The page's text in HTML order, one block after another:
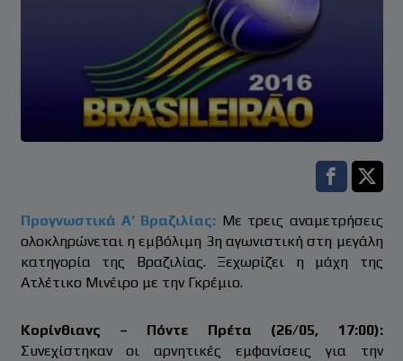
Facebook
Προγνωστικά Α’ Βραζιλίας: Με τρεις αναμετρήσεις
ολοκληρώνεται η εμβόλιμη 3η αγωνιστική στη μεγάλη
κατηγορία της Βραζιλίας. Ξεχωρίζει η μάχη της
Ατλέτικο Μινέιρο με την Γκρέμιο.
Κορίνθιανς – Πόντε Πρέτα (26/05, 17:00):
Συνεχίστηκαν οι αρνητικές εμφανίσεις για την